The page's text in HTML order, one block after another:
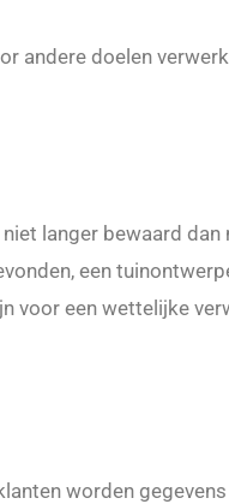
andere doelen
langer bewaard
een
voor een wettelijke
worden